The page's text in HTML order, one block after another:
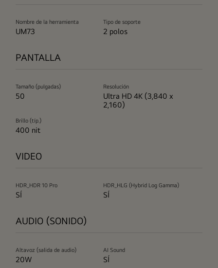
Nombre de la herramienta
UM73
Tipo de soporte
2 polos
PANTALLA
Tamaño (pulgadas)
50
Resolución
Ultra HD 4K (3,840 x
2,160)
Brillo (típ.)
400 nit
VIDEO
HDR_HDR 10 Pro
SÍ
HDR_HLG (Hybrid Log Gamma)
SÍ
AUDIO (SONIDO)
Altavoz (salida de audio)
20W
AI Sound
SÍ